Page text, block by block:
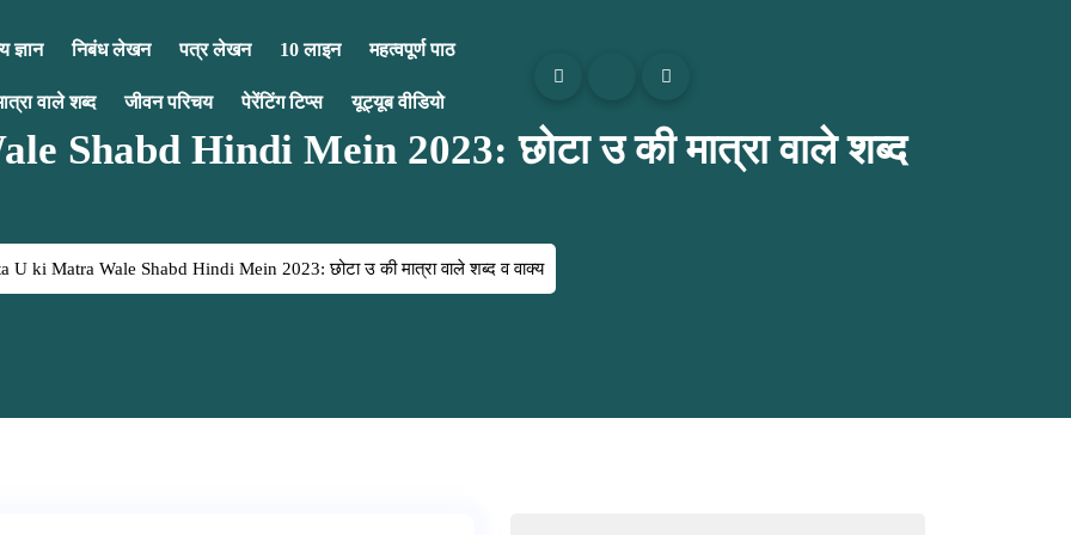
ज्ञान निबंध लेखन पत्र लेखन 10 लाइन महत्वपूर्ण पाठ
वाले शब्द जीवन परिचय पेरेंटिंग टिप्स यूट्यूब वीडियो
Shabd Hindi Mein 2023: छोटा उ की मात्रा वाले शब्द
U ki Matra Wale Shabd Hindi Mein 2023: छोटा उ की मात्रा वाले शब्द व वाक्य